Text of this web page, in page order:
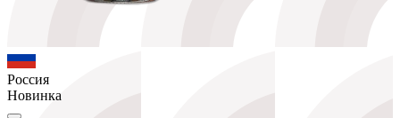
Россия
Новинка